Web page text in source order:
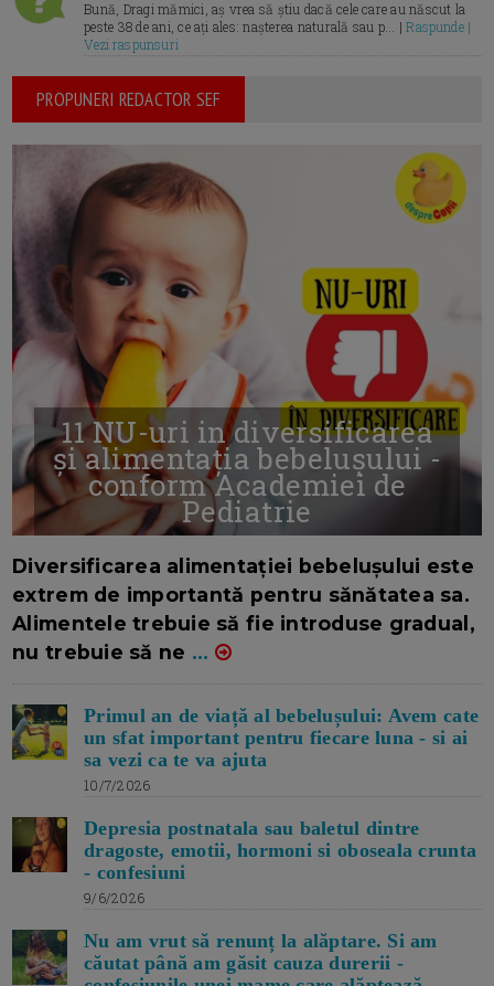
Bună, Dragi mămici, aș vrea să știu dacă cele care au născut la
peste 38 de ani, ce ați ales: nașterea naturală sau p... |Raspunde |
Vezi raspunsuri
PROPUNERI REDACTOR SEF
11 NU-uri in diversificarea
și alimentația bebelușului -
conform Academiei de
Pediatrie
Diversificarea alimentației bebelușului este
extrem de importantă pentru sănătatea sa.
Alimentele trebuie să fie introduse gradual,
nu trebuie să ne ...
Primul an de viață al bebelușului: Avem cate
un sfat important pentru fiecare luna - si ai
sa vezi ca te va ajuta
10/7/2026
Depresia postnatala sau baletul dintre
dragoste, emotii, hormoni si oboseala crunta
- confesiuni
9/6/2026
Nu am vrut să renunț la alăptare. Si am
căutat până am găsit cauza durerii -